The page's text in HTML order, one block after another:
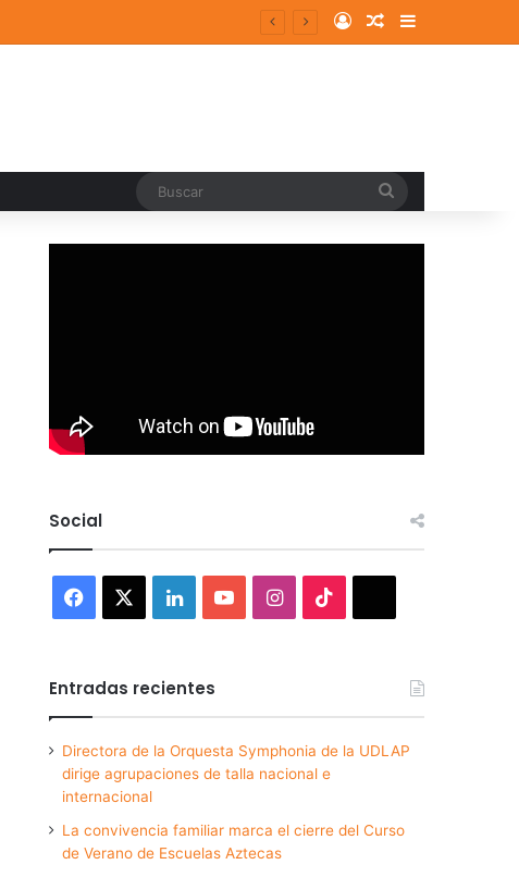
Log InRandom Article
Sidebar
Social
Facebook LinkedInYouTubeInstagram
Entradas recientes
Directora de la Orquesta Symphonia de la UDLAP
dirige agrupaciones de talla nacional e
internacional
La convivencia familiar marca el cierre del Curso
de Verano de Escuelas Aztecas